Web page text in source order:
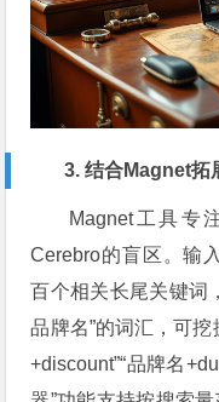
3. 结合Magnet拓
Magnet工具专
Cerebro的盲区。输
百个相关长尾关键词
品牌名”的词汇，可
+discount”“品牌名